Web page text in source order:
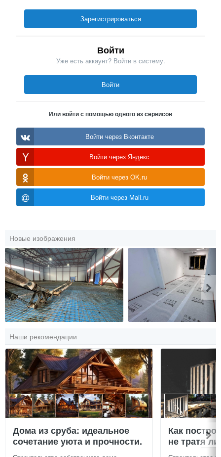
Зарегистрироваться
Войти
Уже есть аккаунт? Войти в систему.
Войти
Или войти с помощью одного из сервисов
Войти через Вконтакте
Войти через Яндекс
Войти через OK.ru
Войти через Mail.ru
Новые изображения
Наши рекомендации
Дома из сруба: идеальное
сочетание уюта и прочности.
Как
не тратя